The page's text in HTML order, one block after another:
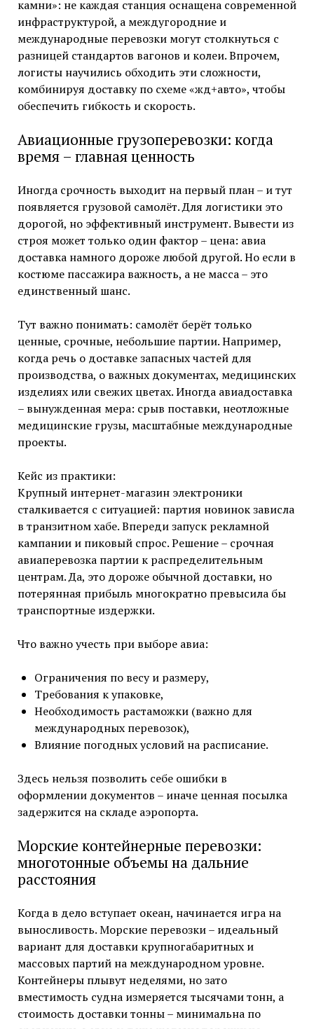
камни»: не каждая станция оснащена современной
инфраструктурой, а междугородние и
международные перевозки могут столкнуться с
разницей стандартов вагонов и колеи. Впрочем,
логисты научились обходить эти сложности,
комбинируя доставку по схеме «жд+авто», чтобы
обеспечить гибкость и скорость.
Авиационные грузоперевозки: когда
время – главная ценность
Иногда срочность выходит на первый план – и тут
появляется грузовой самолёт. Для логистики это
дорогой, но эффективный инструмент. Вывести из
строя может только один фактор – цена: авиа
доставка намного дороже любой другой. Но если в
костюме пассажира важность, а не масса – это
единственный шанс.
Тут важно понимать: самолёт берёт только
ценные, срочные, небольшие партии. Например,
когда речь о доставке запасных частей для
производства, о важных документах, медицинских
изделиях или свежих цветах. Иногда авиадоставка
– вынужденная мера: срыв поставки, неотложные
медицинские грузы, масштабные международные
проекты.
Кейс из практики:
Крупный интернет-магазин электроники
сталкивается с ситуацией: партия новинок зависла
в транзитном хабе. Впереди запуск рекламной
кампании и пиковый спрос. Решение – срочная
авиаперевозка партии к распределительным
центрам. Да, это дороже обычной доставки, но
потерянная прибыль многократно превысила бы
транспортные издержки.
Что важно учесть при выборе авиа:
Ограничения по весу и размеру,
Требования к упаковке,
Необходимость растаможки (важно для
международных перевозок),
Влияние погодных условий на расписание.
Здесь нельзя позволить себе ошибки в
оформлении документов – иначе ценная посылка
задержится на складе аэропорта.
Морские контейнерные перевозки:
многотонные объемы на дальние
расстояния
Когда в дело вступает океан, начинается игра на
выносливость. Морские перевозки – идеальный
вариант для доставки крупногабаритных и
массовых партий на международном уровне.
Контейнеры плывут неделями, но зато
вместимость судна измеряется тысячами тонн, а
стоимость доставки тонны – минимальна по